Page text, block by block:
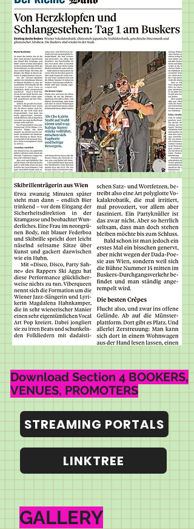
Download Section 4 BOOKERS,
VENUES, PROMOTERS
STREAMING PORTALS
LINKTREE
GALLERY